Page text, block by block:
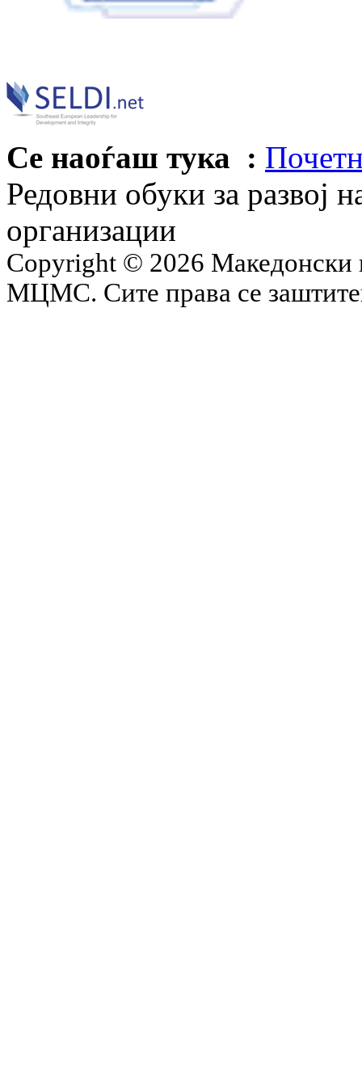
Се наоѓаш тука :
Редовни обуки за развој
организации
Copyright © 2026 Македонски
МЦМС. Сите права се